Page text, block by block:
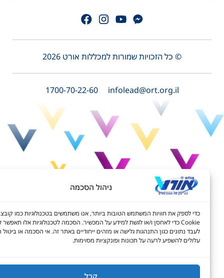
ניהול הסכמה
כדי לספק את חוויות המשתמש הטובות ביותר, אנו משתמשים בטכנולוגיות כמו קובצי
Cookie כדי לאחסן ו/או לגשת למידע על המכשיר. הסכמה לטכנולוגיות אלו תאפשר לנו
לעבד נתונים כגון התנהגות גלישה או מזהים ייחודיים באתר זה. אי הסכמה או ביטול
עלולים להשפיע לרעה על תכונות ופונקציות מסוימות.
© כל הזכויות שמורות למכללות אורט 2026
infolead@ort.org.il
1700-70-22-60
טקסט